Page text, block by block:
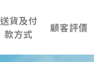
送貨及付
款方式
顧客評價